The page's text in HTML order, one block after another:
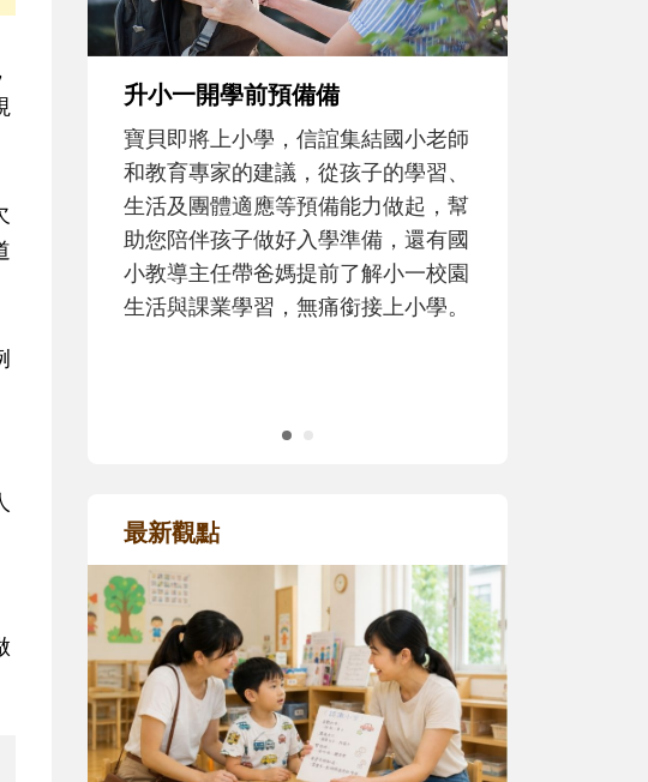
誼集結國小老師
從孩子的學習、
備能力做起，幫
學準備，還有國
前了解小一校園
痛銜接上小學。
著孩子一起長大。從給予安全感的肢
體遊戲，到獨立自主、角色認同及解
決問題的能力養成。爸爸正嘗試用不
同的模樣，參與孩子每個重要的成長
歷程。
最新觀點